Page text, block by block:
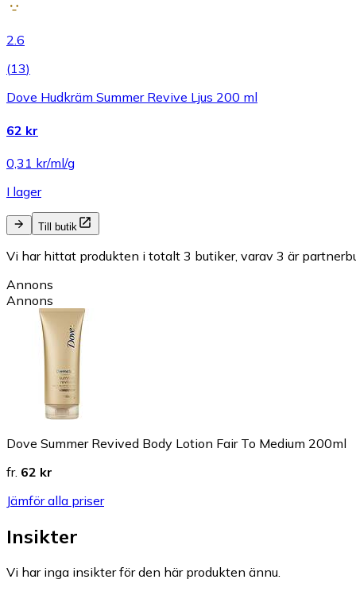
2.6
(13)
Dove Hudkräm Summer Revive Ljus 200 ml
62 kr
0,31 kr/ml/g
I lager
Till butik
Vi har hittat produkten i totalt 3 butiker, varav 3 är
Annons
Annons
Dove Summer Revived Body Lotion Fair To Medium 200ml
fr. 62 kr
Jämför alla priser
Insikter
Vi har inga insikter för den här produkten ännu.